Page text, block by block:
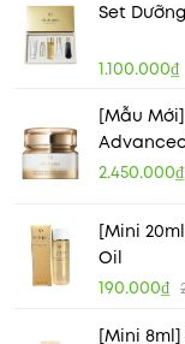
Set
1.100.000₫
[Mẫu
2.450.000₫
[Mini
Oil
190.000₫
[Mini 8ml]